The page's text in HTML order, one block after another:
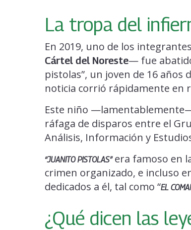
La tropa del
En 2019, uno de los
Cártel del Noreste— fue
pistolas”, un joven de 16
noticia corrió rápidamente en
Este niño
ráfaga de disparos entre el
Análisis, Información y
“JUANITO PISTOLAS”era famoso en
crimen organizado, e incluso
dedicados a él, tal como “EL
¿Qué dicen las